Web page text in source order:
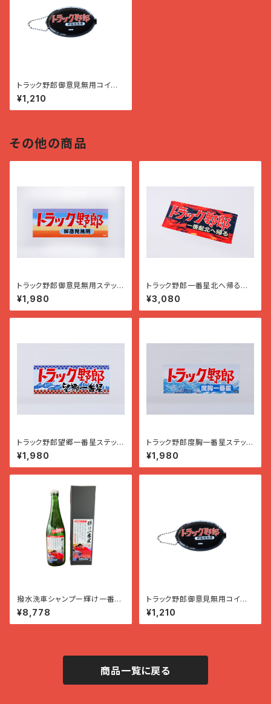
トラック野郎御意見無用コイン
ケース
¥1,210
その他の商品
トラック野郎御意見無用ステッカ
ー
¥1,980
トラック野郎一番星北へ帰るフェ
イスタオル
¥3,080
トラック野郎望郷一番星ステッカ
ー
¥1,980
トラック野郎度胸一番星ステッカ
ー
¥1,980
撥水洗車シャンプー輝け一番
星 御意見無用
¥8,778
トラック野郎御意見無用コイン
ケース
¥1,210
商品一覧に戻る